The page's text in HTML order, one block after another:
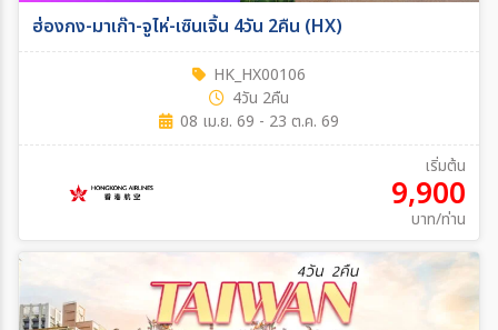
ฮ่องกง-มาเก๊า-จูไห่-เซินเจิ้น 4วัน 2คืน (HX)
HK_HX00106
4วัน 2คืน
08 เม.ย. 69 - 23 ต.ค. 69
เริ่มต้น
9,900
บาท/ท่าน